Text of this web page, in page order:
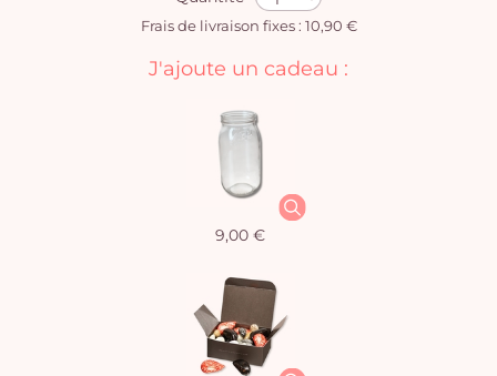
Frais de livraison fixes : 10,90 €
J'ajoute un cadeau :
9,00 €